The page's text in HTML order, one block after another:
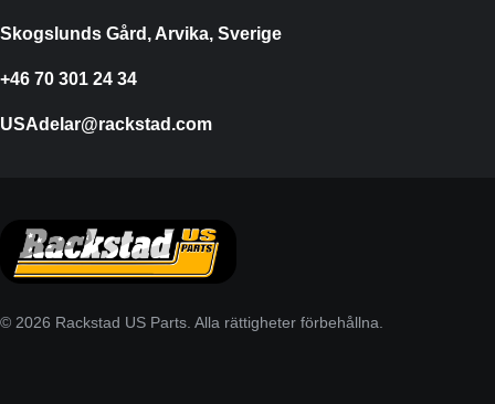
Skogslunds Gård, Arvika, Sverige
+46 70 301 24 34
USAdelar@rackstad.com
© 2026 Rackstad US Parts. Alla rättigheter förbehållna.